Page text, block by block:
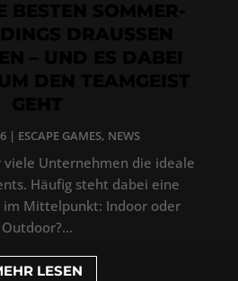
| ESCAPE GAMES, NEWS
viele Unternehmen die ideale
Häufig steht dabei eine
im Mittelpunkt: Indoor oder
Outdoor?...
LESEN